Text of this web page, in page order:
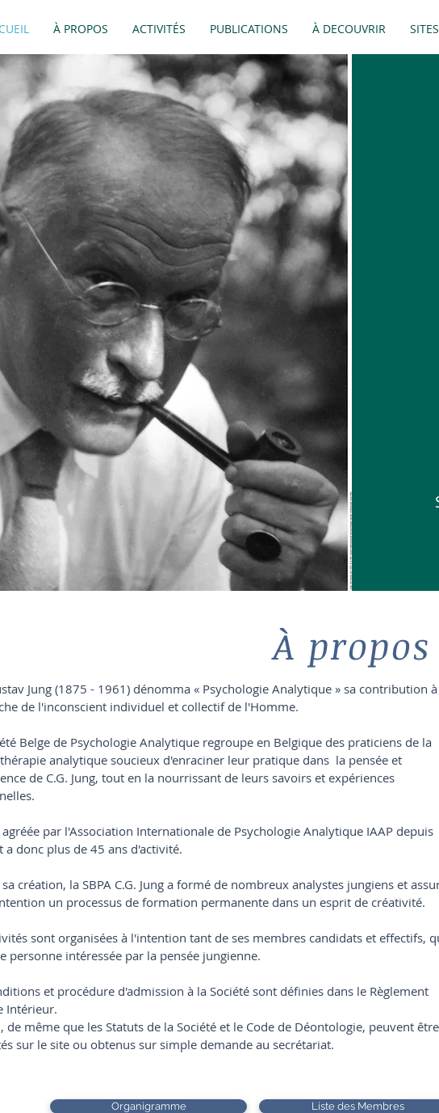
À PROPOS ACTIVITÉS PUBLICATIONS À DECOUVRIR
À propos
Jung (1875 - 1961) dénomma « Psychologie Analytique » sa contribution à
de l'inconscient individuel et collectif de l'Homme.
Belge de Psychologie Analytique regroupe en Belgique des praticiens de la
analytique soucieux d'enraciner leur pratique dans la pensée et
de C.G. Jung, tout en la nourrissant de leurs savoirs et expériences
agréée par l'Association Internationale de Psychologie Analytique IAAP depuis
a donc plus de 45 ans d'activité.
création, la SBPA C.G. Jung a formé de nombreux analystes jungiens et
un processus de formation permanente dans un esprit de créativité.
sont organisées à l'intention tant de ses membres candidats et effectifs,
personne intéressée par la pensée jungienne.
et procédure d'admission à la Société sont définies dans le Règlement
Intérieur.
de même que les Statuts de la Société et le Code de Déontologie, peuvent être
sur le site ou obtenus sur simple demande au secrétariat.​
Organigramme Liste des Membres